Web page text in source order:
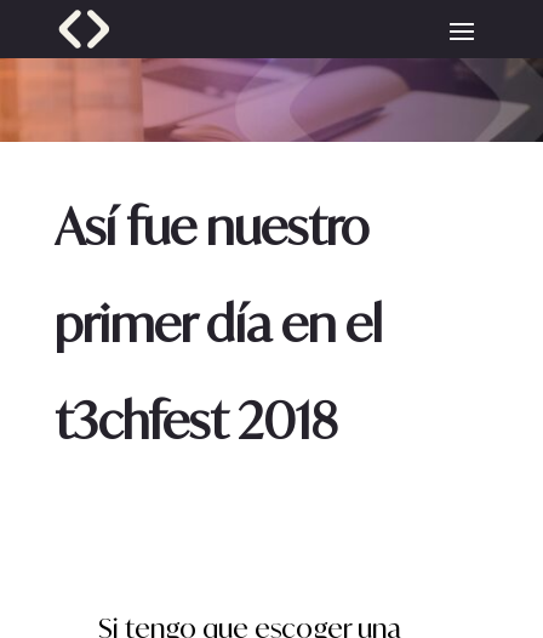
Así fue nuestro
primer día en el
t3chfest 2018
Si tengo que escoger una